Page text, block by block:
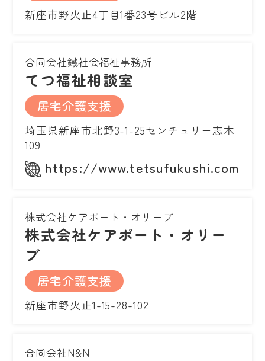
新座市野火止4丁目1番23号ビル2階
合同会社鐵社会福祉事務所
てつ福祉相談室
居宅介護支援
埼玉県新座市北野3-1-25センチュリー志木
109
https://www.tetsufukushi.com/
株式会社ケアポート・オリーブ
株式会社ケアポート・オリー
ブ
居宅介護支援
新座市野火止1-15-28-102
合同会社N&N